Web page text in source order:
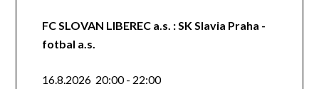
FC SLOVAN LIBEREC a.s. : SK Slavia Praha -
fotbal a.s.
16.8.2026 20:00- 22:00